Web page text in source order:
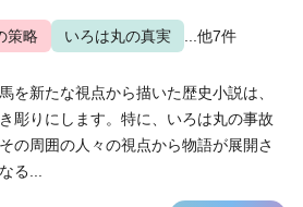
策略 いろは丸の真実 ...他7件
を新たな視点から描いた歴史小説は、
彫りにします。特に、いろは丸の事故
の周囲の人々の視点から物語が展開さ
る...